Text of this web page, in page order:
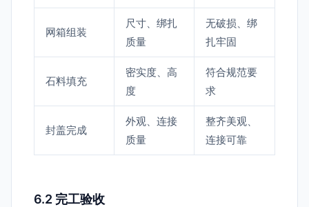
网箱组装
尺寸、绑扎
质量
无破损、绑
扎牢固
石料填充
密实度、高
度
符合规范要
求
封盖完成
外观、连接
质量
整齐美观、
连接可靠
6.2 完工验收